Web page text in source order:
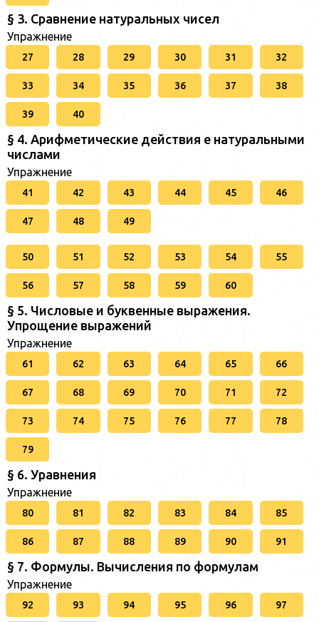
§ 3. Сравнение натуральных чисел
Упражнение
27 28 29 30 31 32
33 34 35 36 37 38
39 40
§ 4. Арифметические действия е натуральными
числами
Упражнение
41 42 43 44 45 46
47 48 49
50 51 52 53 54 55
56 57 58 59 60
§ 5. Числовые и буквенные выражения.
Упрощение выражений
Упражнение
61 62 63 64 65 66
67 68 69 70 71 72
73 74 75 76 77 78
79
§ 6. Уравнения
Упражнение
80 81 82 83 84 85
86 87 88 89 90 91
§ 7. Формулы. Вычисления по формулам
Упражнение
92 93 94 95 96 97